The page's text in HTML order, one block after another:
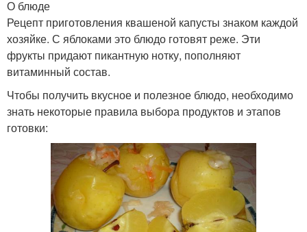
О блюде
Рецепт приготовления квашеной капусты знаком каждой
хозяйке. С яблоками это блюдо готовят реже. Эти
фрукты придают пикантную нотку, пополняют
витаминный состав.
Чтобы получить вкусное и полезное блюдо, необходимо
знать некоторые правила выбора продуктов и этапов
готовки: